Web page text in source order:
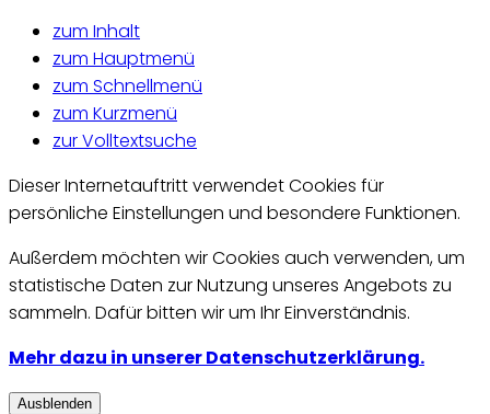
zum Inhalt
zum Hauptmenü
zum Schnellmenü
zum Kurzmenü
zur Volltextsuche
Dieser Internetauftritt verwendet Cookies für
persönliche Einstellungen und besondere Funktionen.
Außerdem möchten wir Cookies auch verwenden, um
statistische Daten zur Nutzung unseres Angebots zu
sammeln. Dafür bitten wir um Ihr Einverständnis.
Mehr dazu in unserer Datenschutzerklärung.
Ausblenden